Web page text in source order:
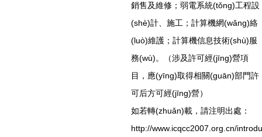
銷售及維修；弱電系統(tǒng)工程設
(shè)計、施工；計算機網(wǎng)絡
(luò)維護；計算機信息技術(shù)服
務(wù)。（涉及許可經(jīng)營項
目，應(yīng)取得相關(guān)部門許
可后方可經(jīng)營）
如若轉(zhuǎn)載，請注明出處：
http://www.icqcc2007.org.cn/